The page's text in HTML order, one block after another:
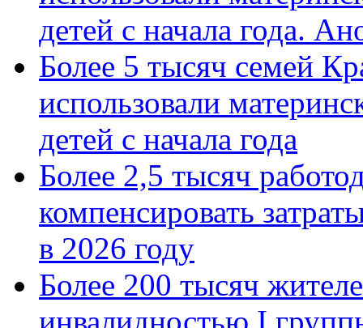
детей с начала года.
Более 5 тысяч семей
использовали
детей с начала года
Более 2,5 тысяч
компенсировать
в 2026 году
Более 200 тысяч
инвалидностью I